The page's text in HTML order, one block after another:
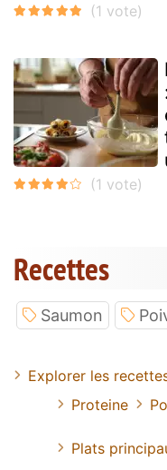
Recettes
Saumon
Explorer les
Proteine
Plats